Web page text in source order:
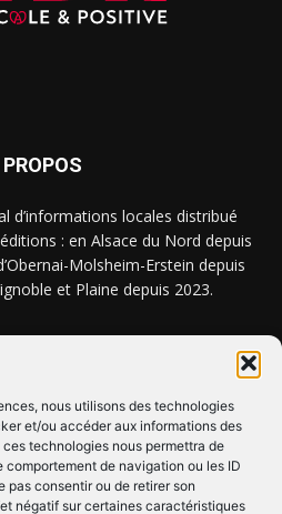
nous utilisons des technologies
et/ou accéder aux informations des
technologies nous permettra de
de navigation ou les ID
pas consentir ou de retirer son
négatif sur certaines caractéristiques
d’informations locales distribué
: en Alsace du Nord depuis
Molsheim-Erstein depuis
et Plaine depuis 2023.
ICI !
NOUS !